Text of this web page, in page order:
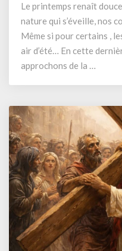
du
23
au
29
dimanche
des
2026
Le printemps renaît
nature qui s’éveille, nos
Même si pour certains ,
air d’été… En cette
approchons de la …